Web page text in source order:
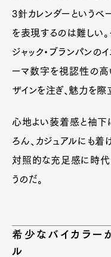
3針カレンダーというベ
を表現するのは難しい
ジャック・ブランパンの
ーマ数字を視認性の高
ザインを注ぎ、魅力を際
心地よい装着感と袖下
ろん、カジュアルにも
対照的な充足感に時代
うのだ。
希少なバイカラー
ル